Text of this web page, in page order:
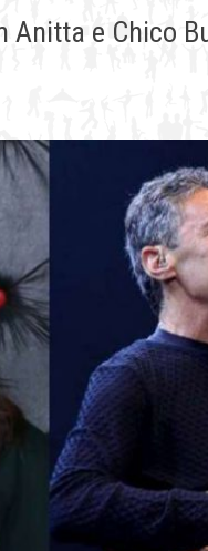
Anitta e Chico